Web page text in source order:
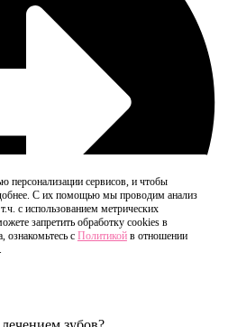
персонализации сервисов, и чтобы
С их помощью мы проводим анализ
с использованием метрических
запретить обработку cookies в
ознакомьтесь с Политикойв отношении